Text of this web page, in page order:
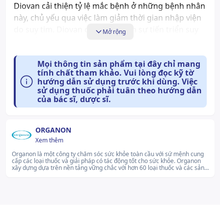
Diovan cải thiện tỷ lệ mắc bệnh ở những bệnh nhân
này, chủ yếu qua việc làm giảm thời gian nhập viện
do suy tim. Diovan còn làm chậm sự tiến triển suy
của NYHA, cải thiện phân suất tống máu, giảm dấu
hiệu và triệu chứng của suy tim và cải thiện chất
lượng sống so với khi dùng giả dược.
Sau nhồi máu cơ tim:
Diovan được chỉ định để cải thiện sự sống còn sau
sàng có các dấu hiệu, triệu chứng hoặc biểu hiện X -
quang về suy thất trái và/hoặc có rối loạn chức
năng tâm thu thất trái.
Dược lực học
Mở rộng
Mọi thông tin sản phẩm tại đây chỉ mang
tính chất tham khảo. Vui lòng đọc kỹ tờ
hướng dẫn sử dụng trước khi dùng. Việc
sử dụng thuốc phải tuân theo hướng dẫn
của bác sĩ, dược sĩ.
ORGANON
Xem thêm
Organon là một công ty chăm sóc sức khỏe toàn cầu với sứ mệnh cung
cấp các loại thuốc và giải pháp có tác động tốt cho sức khỏe. Organon
xây dựng dựa trên nền tảng vững chắc với hơn 60 loại thuốc và các sản